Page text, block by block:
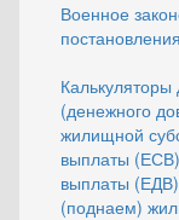
Военное
(денежного
жилищной
выплаты
выплаты
(поднаем)